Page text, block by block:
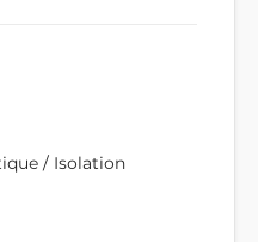
/ Isolation